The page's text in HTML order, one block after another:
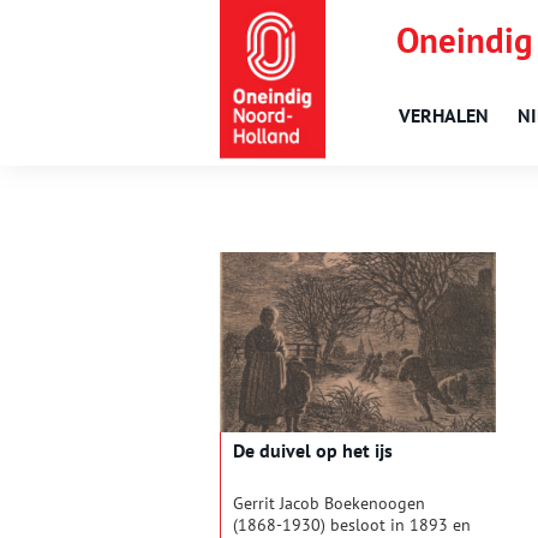
VERHALEN
De duivel op het ijs
Gerrit Jacob Boekenoogen
(1868-1930) besloot in 1893 en